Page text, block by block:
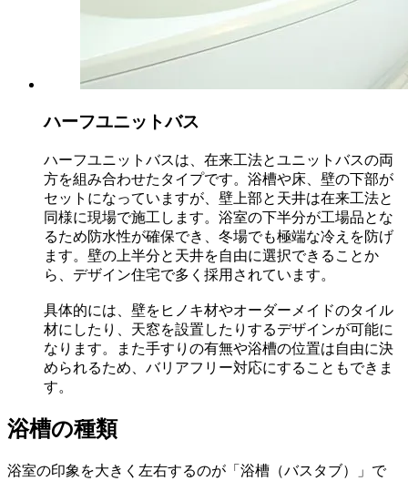
ハーフユニットバス
ハーフユニットバスは、在来工法とユニットバスの両
方を組み合わせたタイプです。浴槽や床、壁の下部が
セットになっていますが、壁上部と天井は在来工法と
同様に現場で施工します。浴室の下半分が工場品とな
るため防水性が確保でき、冬場でも極端な冷えを防げ
ます。壁の上半分と天井を自由に選択できることか
ら、デザイン住宅で多く採用されています。
具体的には、壁をヒノキ材やオーダーメイドのタイル
材にしたり、天窓を設置したりするデザインが可能に
なります。また手すりの有無や浴槽の位置は自由に決
められるため、バリアフリー対応にすることもできま
す。
浴槽の種類
浴室の印象を大きく左右するのが「浴槽（バスタブ）」で